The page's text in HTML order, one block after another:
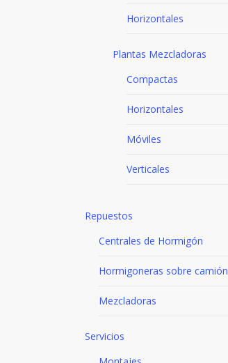
Horizontales
Plantas Mezcladoras
Compactas
Horizontales
Móviles
Verticales
Repuestos
Centrales de Hormigón
Hormigoneras sobre camión
Mezcladoras
Servicios